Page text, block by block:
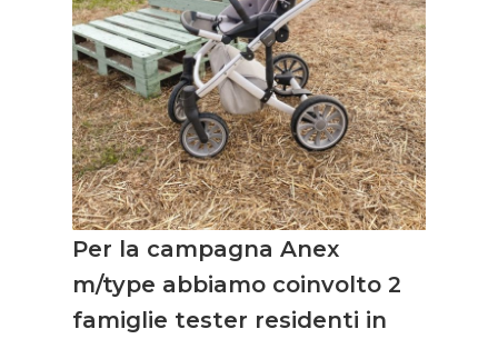
Per la campagna Anex
m/type abbiamo coinvolto 2
famiglie tester residenti in